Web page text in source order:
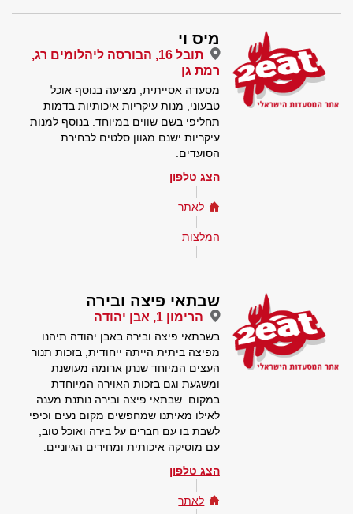
מיס וי
תובל 16, הבורסה ליהלומים רג,
רמת גן
מסעדה אסייתית, מציעה בנוסף אוכל
טבעוני, מנות עיקריות איכותיות בדמות
תחליפי בשם שווים במיוחד. בנוסף למנות
עיקריות ישנם מגוון סלטים לבחירת
הסועדים.
הצג טלפון
לאתר
המלצות
שבתאי פיצה ובירה
הרימון 1, אבן יהודה
בשבתאי פיצה ובירה באבן יהודה תיהנו
מפיצה ביתית הייתה ייחודית, בזכות תנור
העצים המיוחד שנתן ארומה מעושנת
ומשגעת וגם בזכות האוירה המיוחדת
במקום. שבתאי פיצה ובירה נותנת מענה
לאילו מאיתנו שמחפשים מקום נעים וכיפי
לשבת בו עם חברים על בירה ואוכל טוב,
עם מוסיקה איכותית ומחירים הגיוניים.
הצג טלפון
לאתר